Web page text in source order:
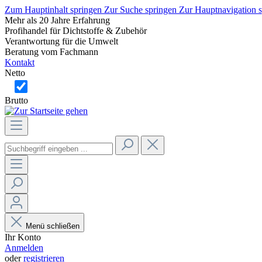
Zum Hauptinhalt springen Zur Suche springen Zur Hauptnavigation
Mehr als 20 Jahre Erfahrung
Profihandel für Dichtstoffe & Zubehör
Verantwortung für die Umwelt
Beratung vom Fachmann
Kontakt
Netto
Brutto
Menü schließen
Ihr Konto
Anmelden
oderregistrieren